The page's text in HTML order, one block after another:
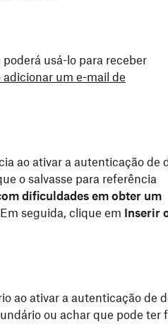
usá-lo para receber
adicionar um e-mail de
ao ativar a autenticação de
o salvasse para referência
dificuldades em obter um
seguida, clique em Inserir
ao ativar a autenticação de
ou achar que pode ter